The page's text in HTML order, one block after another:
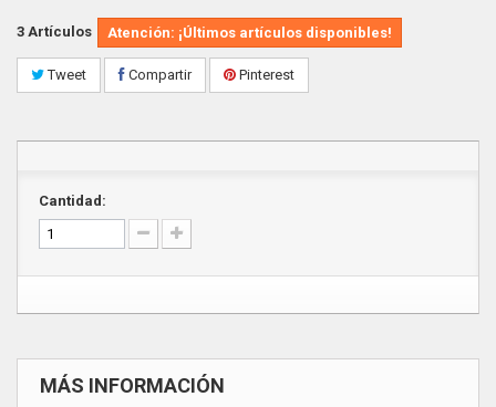
3 Artículos Atención: ¡Últimos artículos disponibles!
Tweet Compartir Pinterest
Cantidad:
MÁS INFORMACIÓN